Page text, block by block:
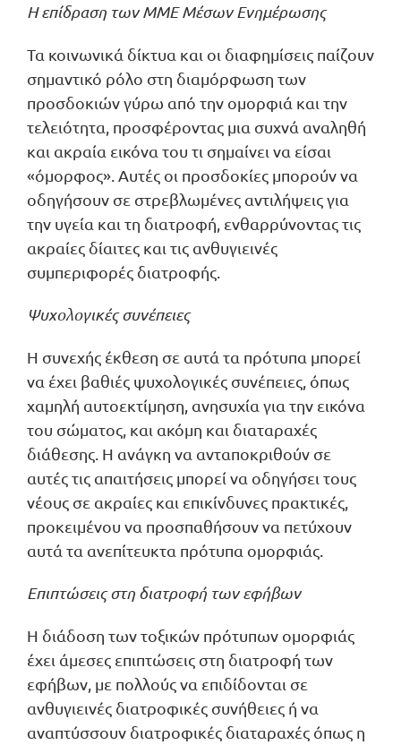
Η επίδραση των ΜΜΕ Μέσων Ενημέρωσης
Τα κοινωνικά δίκτυα και οι διαφημίσεις παίζουν
σημαντικό ρόλο στη διαμόρφωση των
προσδοκιών γύρω από την ομορφιά και την
τελειότητα, προσφέροντας μια συχνά αναληθή
και ακραία εικόνα του τι σημαίνει να είσαι
«όμορφος». Αυτές οι προσδοκίες μπορούν να
οδηγήσουν σε στρεβλωμένες αντιλήψεις για
την υγεία και τη διατροφή, ενθαρρύνοντας τις
ακραίες δίαιτες και τις ανθυγιεινές
συμπεριφορές διατροφής.
Ψυχολογικές συνέπειες
Η συνεχής έκθεση σε αυτά τα πρότυπα μπορεί
να έχει βαθιές ψυχολογικές συνέπειες, όπως
χαμηλή αυτοεκτίμηση, ανησυχία για την εικόνα
του σώματος, και ακόμη και διαταραχές
διάθεσης. Η ανάγκη να ανταποκριθούν σε
αυτές τις απαιτήσεις μπορεί να οδηγήσει τους
νέους σε ακραίες και επικίνδυνες πρακτικές,
προκειμένου να προσπαθήσουν να πετύχουν
αυτά τα ανεπίτευκτα πρότυπα ομορφιάς.
Επιπτώσεις στη διατροφή των εφήβων
Η διάδοση των τοξικών πρότυπων ομορφιάς
έχει άμεσες επιπτώσεις στη διατροφή των
εφήβων, με πολλούς να επιδίδονται σε
ανθυγιεινές διατροφικές συνήθειες ή να
αναπτύσσουν διατροφικές διαταραχές όπως η